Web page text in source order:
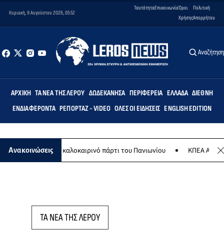
Κυριακή, 9 Αυγούστου 2026, 05:52
ΤαυτότηταΕπικοινωνίαΌροι
Χρήσης
Πολιτική
Απορρήτου
Αναζήτηση
ΑΡΧΙΚΉ ΤΑ ΝΈΑ ΤΗΣ ΛΈΡΟΥ ΔΩΔΕΚΆΝΗΣΑ ΠΕΡΙΦΈΡΕΙΑ ΕΛΛΆΔΑ ΔΙΕΘΝΉ
ΕΝΔΙΑΦΈΡΟΝΤΑ ΡΕΠΟΡΤΆΖ - VIDEO ΌΛΕΣ ΟΙ ΕΙΔΉΣΕΙΣ ENGLISH EDITION
Ανακοινώσεις
Αυγούστου το καλοκαιρινό πάρτι του Πανιωνίου ΚΠΕΑ ΑΡΤΕΜΙΣ:
ΤΑ ΝΕΑ ΤΗΣ ΛΕΡΟΥ